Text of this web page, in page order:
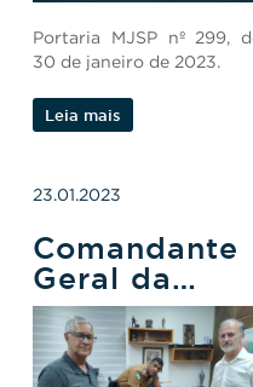
Portaria MJSP nº 299,
30 de janeiro de 2023.
Leia mais
23.01.2023
Comandante
Geral da
PMPR
Associa-se à
Assofepar